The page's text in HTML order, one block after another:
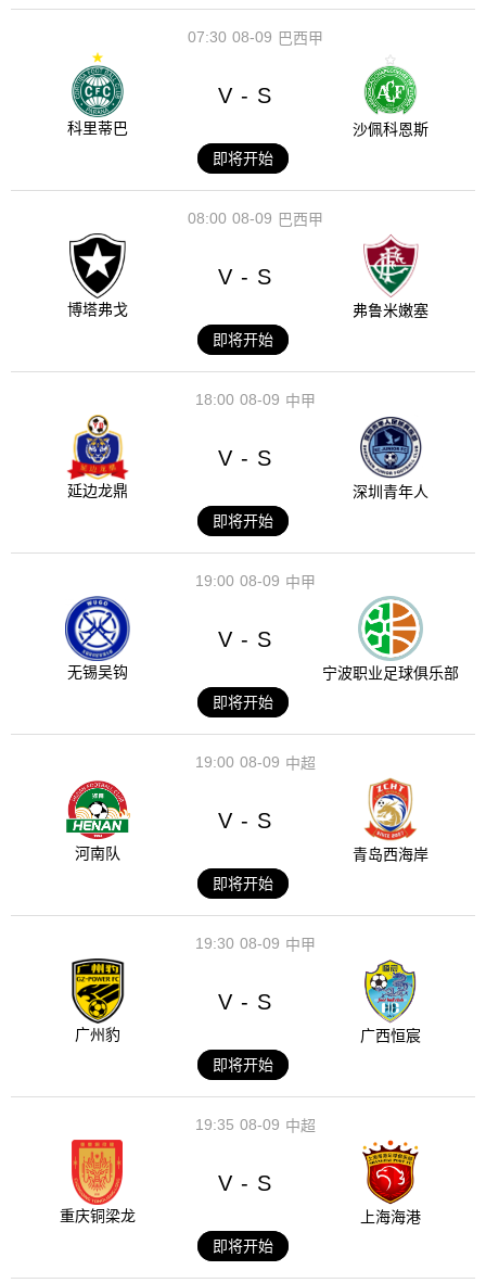
08-09
07:30 巴西甲
科里蒂巴
V - S
沙佩科恩斯
即将开始
08-09
08:00 巴西甲
博塔弗戈
V - S
弗鲁米嫩塞
即将开始
08-09
18:00 中甲
延边龙鼎
V - S
深圳青年人
即将开始
08-09
19:00 中甲
无锡吴钩
V - S
宁波职业足球俱乐部
即将开始
08-09
19:00 中超
河南队
V - S
青岛西海岸
即将开始
08-09
19:30 中甲
广州豹
V - S
广西恒宸
即将开始
08-09
19:35 中超
重庆铜梁龙
V - S
上海海港
即将开始